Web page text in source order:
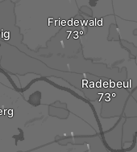
Radebeul
Friedewald